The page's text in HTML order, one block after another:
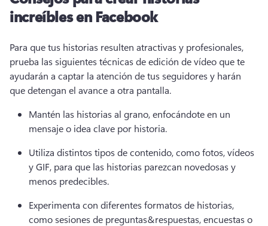
increíbles en Facebook
Para que tus historias resulten atractivas y profesionales,
prueba las siguientes técnicas de edición de vídeo que te
ayudarán a captar la atención de tus seguidores y harán
que detengan el avance a otra pantalla.
Mantén las historias al grano, enfocándote en un
mensaje o idea clave por historia.
Utiliza distintos tipos de contenido, como fotos, vídeos
y GIF, para que las historias parezcan novedosas y
menos predecibles.
Experimenta con diferentes formatos de historias,
como sesiones de preguntas&respuestas, encuestas o